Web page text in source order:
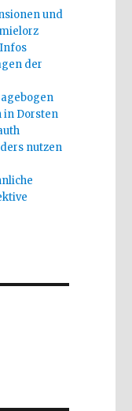
und
der
in Dorsten
nutzen